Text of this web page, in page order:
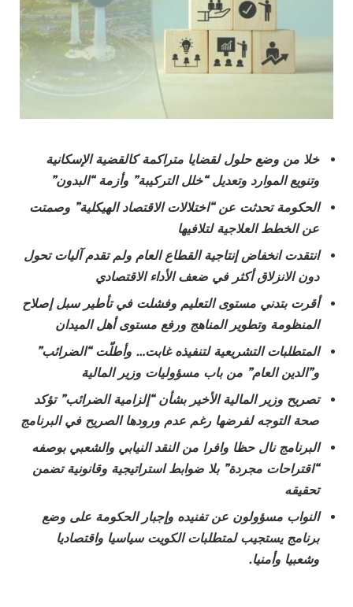
خلا من وضع حلول لقضايا متراكمة كالقضية الإسكانية
وتنويع الموارد وتعديل “خلل التركيبة” وأزمة “البدون”
الحكومة تحدثت عن “اختلالات الاقتصاد الهيكلية” وصمتت
عن الخطط العلاجية لتلافيها
انتقدت انخفاض إنتاجية القطاع العام ولم تقدم آليات تحول
دون الانزلاق أكثر في ضعف الأداء الاقتصادي
أقرت بتدني مستوى التعليم وفشلت في تأطير سبل إصلاح
المنظومة وتطوير المناهج ورفع مستوى أهل الميدان
المتطلبات التشريعية لتنفيذه غابت… وأطلّت “الضرائب”
و”الدين العام” من باب مسؤوليات وزير المالية
تصريح وزير المالية الأخير بشأن “إلزامية الضرائب” تؤكد
صحة التوجه لفرضها رغم عدم ورودها الصريح في البرنامج
البرنامج نال حظا وافرا من النقد النيابي والشعبي بوصفه
“اقتراحات مجردة” بلا ضوابط استراتيجية وقانونية تضمن
تحقيقه
النواب مسؤولون عن تفنيده وإجبار الحكومة على وضع
برنامج يستجيب لمتطلبات الكويت سياسيا واقتصاديا
وشعبيا وأمنيا.